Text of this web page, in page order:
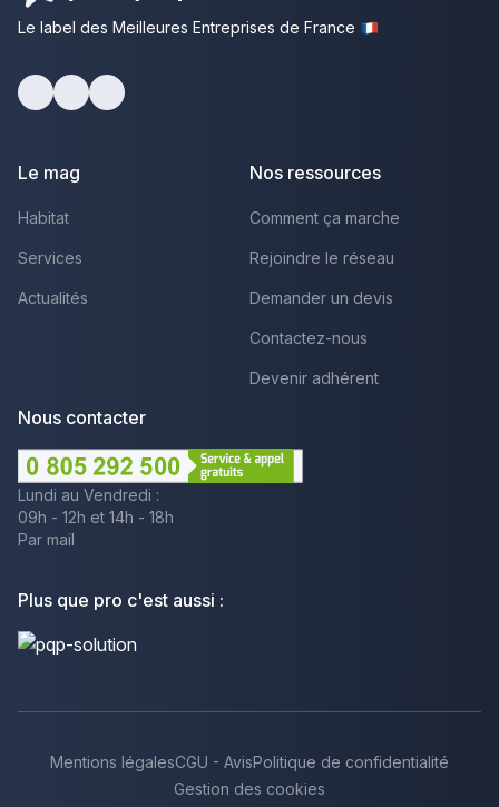
Le label des Meilleures Entreprises de France
Le mag
Habitat
Services
Actualités
Nos ressources
Comment ça marche
Rejoindre le réseau
Demander un devis
Contactez-nous
Devenir adhérent
Nous contacter
Lundi au Vendredi :
09h - 12h et 14h - 18h
Par mail
Plus que pro c'est aussi :
Mentions légalesCGU - AvisPolitique de confidentialité
Gestion des cookies